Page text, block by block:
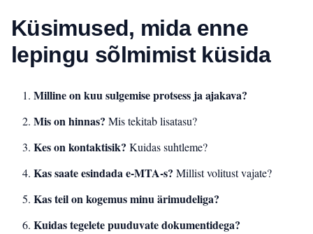
Küsimused, mida enne
lepingu sõlmimist küsida
Milline on kuu sulgemise protsess ja ajakava?
Mis on hinnas? Mis tekitab lisatasu?
Kes on kontaktisik? Kuidas suhtleme?
Kas saate esindada e‑MTA-s? Millist volitust vajate?
Kas teil on kogemus minu ärimudeliga?
Kuidas tegelete puuduvate dokumentidega?